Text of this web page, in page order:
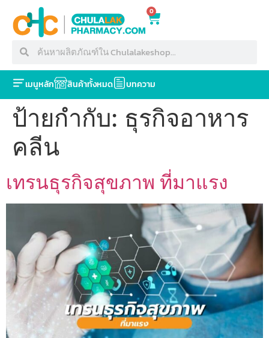
0
เมนูหลัก สินค้าทั้งหมด บทความ
ป้ายกำกับ: ธุรกิจอาหาร
คลีน
เทรนธุรกิจสุขภาพ ที่มาแรง